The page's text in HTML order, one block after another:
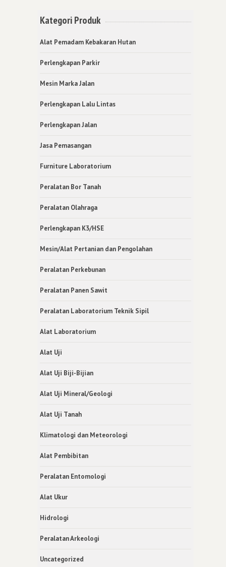
Kategori Produk
Alat Pemadam Kebakaran Hutan
Perlengkapan Parkir
Mesin Marka Jalan
Perlengkapan Lalu Lintas
Perlengkapan Jalan
Jasa Pemasangan
Furniture Laboratorium
Peralatan Bor Tanah
Peralatan Olahraga
Perlengkapan K3/HSE
Mesin/Alat Pertanian dan Pengolahan
Peralatan Perkebunan
Peralatan Panen Sawit
Peralatan Laboratorium Teknik Sipil
Alat Laboratorium
Alat Uji
Alat Uji Biji-Bijian
Alat Uji Mineral/Geologi
Alat Uji Tanah
Klimatologi dan Meteorologi
Alat Pembibitan
Peralatan Entomologi
Alat Ukur
Hidrologi
Peralatan Arkeologi
Uncategorized